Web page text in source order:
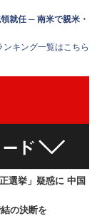
就任 ─ 南米で親米・
ンキング一覧はこちら
選挙」疑惑に 中国
の決断を